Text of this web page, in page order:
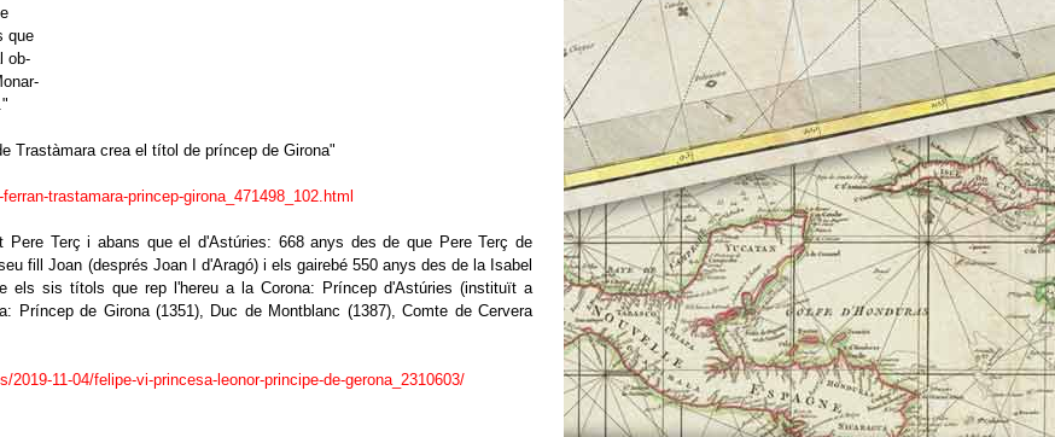
que
ob-
Trastàmara crea el títol de príncep de Girona"
trastamara-princep-girona_471498_102.html
Terç i abans que el d'Astúries: 668 anys des de que Pere Terç de
fill Joan (després Joan I d'Aragó) i els gairebé 550 anys des de la Isabel
els sis títols que rep l'hereu a la Corona: Príncep d'Astúries (instituït a
Príncep de Girona (1351), Duc de Montblanc (1387), Comte de Cervera
11-04/felipe-vi-princesa-leonor-principe-de-gerona_2310603/